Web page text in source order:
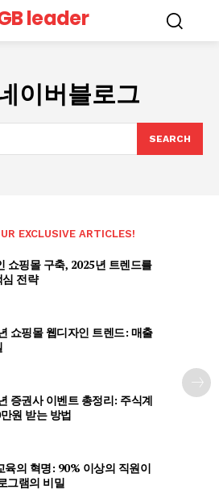
leader
이버블로그
SEARCH
EXCLUSIVE ARTICLES!
쇼핑몰 구축, 2025년 트렌드를
전략
쇼핑몰 웹디자인 트렌드: 매출
증권사 이벤트 총정리: 주식계
원 받는 방법
육의 혁명: 90% 이상의 직원이
그램의 비밀